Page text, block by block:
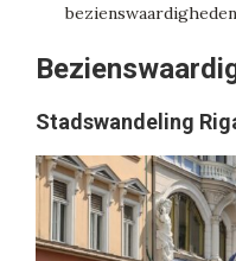
Stadswandeling